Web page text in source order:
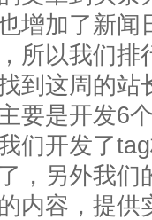
加了新闻
所以我们
到这周的站
是开发6个
们开发了
，另外我
内容，提供